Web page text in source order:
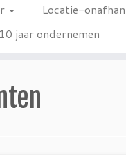
Locatie-
jaar ondernemen